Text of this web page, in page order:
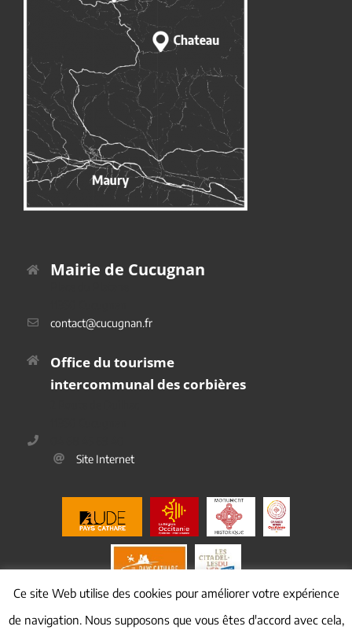
Mairie de Cucugnan
contact@cucugnan.fr
Office du tourisme
intercommunal des corbières
Site Internet
Ce site Web utilise des cookies pour améliorer votre expérience
de navigation. Nous supposons que vous êtes d'accord avec cela,